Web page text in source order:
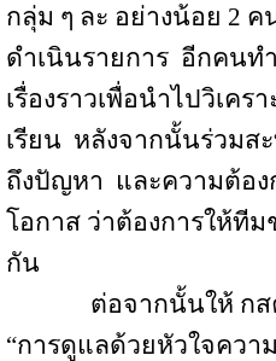
กลุ่ม ๆ ละ อย่างน้อย 2 ค
ดำเนินรายการ อีกคนท
เรื่องราวเพื่อนำไปวิเครา
เรียน หลังจากนั้นร่วมส
ถึงปัญหา และความต้อ
โอกาส ว่าต้องการให้ทีม
กัน
ต่อจากนั้นให้ ก
“การดูแลด้วยหัวใจควา